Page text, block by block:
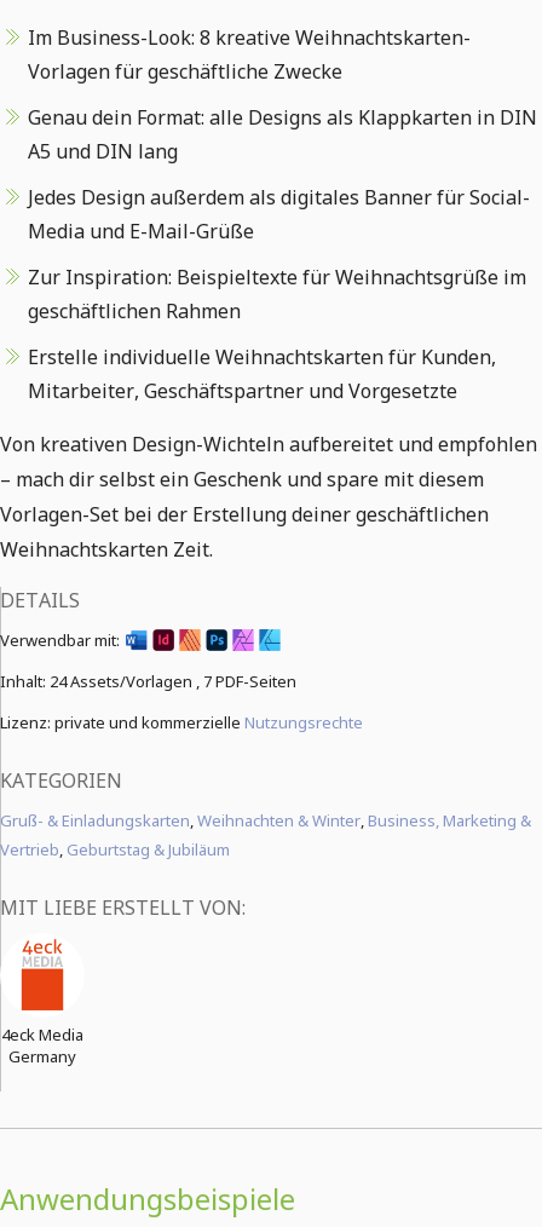
Im Business-Look: 8 kreative Weihnachtskarten-
Vorlagen für geschäftliche Zwecke
Genau dein Format: alle Designs als Klappkarten in DIN
A5 und DIN lang
Jedes Design außerdem als digitales Banner für Social-
Media und E-Mail-Grüße
Zur Inspiration: Beispieltexte für Weihnachtsgrüße im
geschäftlichen Rahmen
Erstelle individuelle Weihnachtskarten für Kunden,
Mitarbeiter, Geschäftspartner und Vorgesetzte
Von kreativen Design-Wichteln aufbereitet und empfohlen
– mach dir selbst ein Geschenk und spare mit diesem
Vorlagen-Set bei der Erstellung deiner geschäftlichen
Weihnachtskarten Zeit.
DETAILS
Verwendbar mit:
Inhalt: 24 Assets/Vorlagen , 7 PDF-Seiten
Lizenz: private und kommerzielle Nutzungsrechte
KATEGORIEN
Gruß- & Einladungskarten,Weihnachten & Winter, Business, Marketing &
Vertrieb, Geburtstag & Jubiläum
MIT LIEBE ERSTELLT VON:
4eck Media
Germany
Anwendungsbeispiele